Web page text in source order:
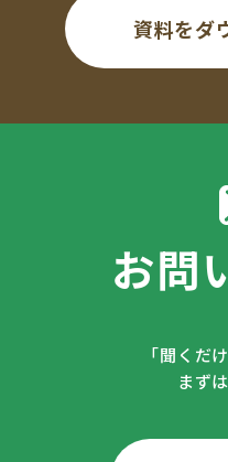
資料をダ
お問
「聞くだ
まず